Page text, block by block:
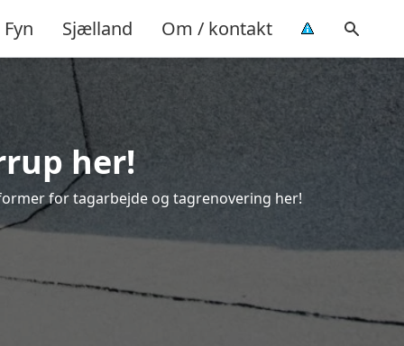
Fyn Sjælland Om / kontakt
her!
for tagarbejde og tagrenovering her!